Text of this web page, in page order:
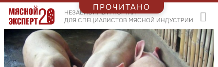
НЕЗАВИСИМЫЙ ПОРТАЛ
ДЛЯ СПЕЦИАЛИСТОВ МЯСНОЙ ИНДУСТРИИ
ПРОЧИТАНО